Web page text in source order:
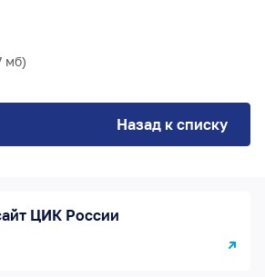
мб)
Назад к списку
ЦИК России